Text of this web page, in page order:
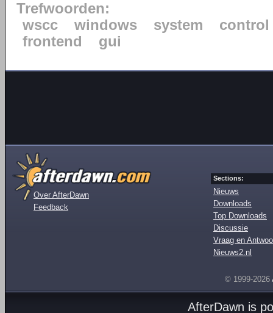
Trefwoorden:
wscc
windows system
control
frontend
gui
Over AfterDawn
Feedback
Sections:
Nieuws
Downloads
Top Downloads
Discussie
Vraag en
Nieuws2.nl
© 1999-2026
AfterDawn is